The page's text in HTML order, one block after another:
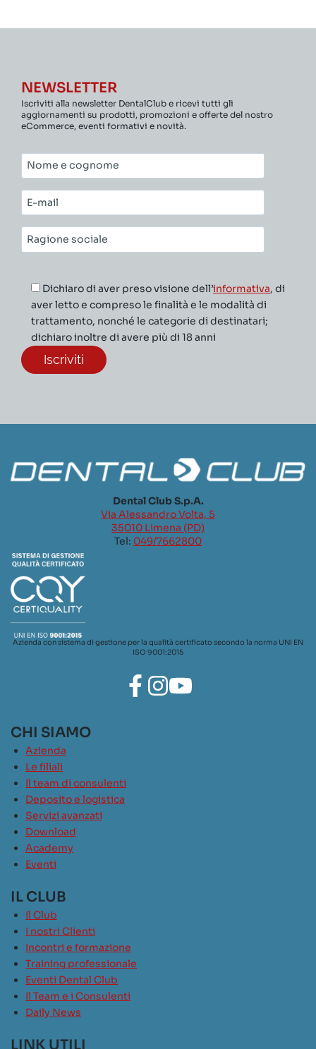
NEWSLETTER
Iscriviti alla newsletter DentalClub e ricevi tutti gli
aggiornamenti su prodotti, promozioni e offerte del nostro
eCommerce, eventi formativi e novità.
Nome
e
cognome*
E-
mail*
Ragione
sociale*
Dichiaro di aver preso visione dell’informativa, di
aver letto e compreso le finalità e le modalità di
trattamento, nonché le categorie di destinatari;
dichiaro inoltre di avere più di 18 anni
Dental Club S.p.A.
Via Alessandro Volta, 5
35010 Limena (PD)
Tel: 049/7662800
Azienda con sistema di gestione per la qualità certificato secondo la norma UNI EN
ISO 9001:2015
CHI SIAMO
Azienda
Le filiali
Il team di consulenti
Deposito e logistica
Servizi avanzati
Download
Academy
Eventi
IL CLUB
Il Club
I nostri Clienti
Incontri e formazione
Training professionale
Eventi Dental Club
Il Team e i Consulenti
Daily News
LINK UTILI